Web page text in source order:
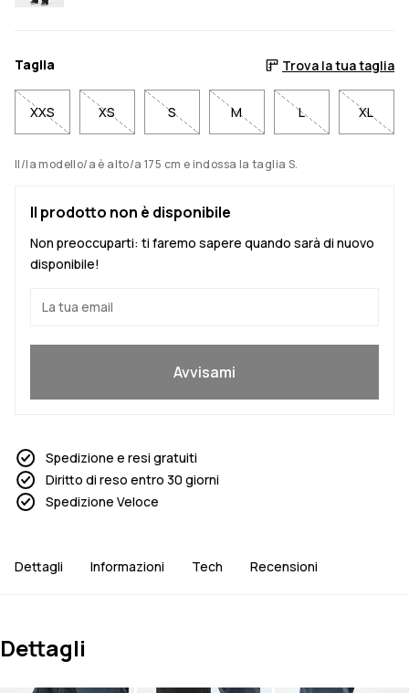
Taglia Trova la tua taglia
XXS XS S M L XL
Il/la modello/a è alto/a 175 cm e indossa la taglia S.
Il prodotto non è disponibile
Non preoccuparti: ti faremo sapere quando sarà di nuovo
disponibile!
Avvisami
Spedizione e resi gratuiti
Diritto di reso entro 30 giorni
Spedizione Veloce
Dettagli Informazioni Tech Recensioni
Dettagli